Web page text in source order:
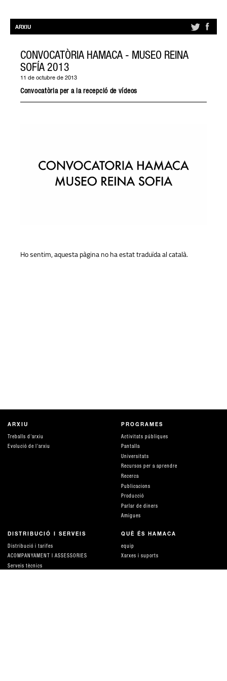
ARXIU
CONVOCATÒRIA HAMACA - MUSEO REINA
SOFÍA 2013
11 de octubre de 2013
Convocatòria per a la recepció de vídeos
Ho sentim, aquesta pàgina no ha estat traduïda al català.
ARXIU
Treballs d'arxiu
Evolució de l'arxiu
PROGRAMES
Activitats públiques
Pantalla
Universitats
Recursos per a aprendre
Recerca
Publicacions
Producció
Parlar de diners
Amigues
DISTRIBUCIÓ I SERVEIS
Distribució i tarifes
ACOMPANYAMENT I ASSESSORIES
Serveis tècnics
QUÈ ÉS HAMACA
equip
Xarxes i suports